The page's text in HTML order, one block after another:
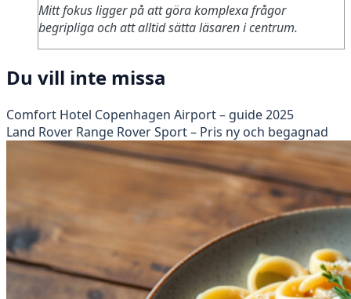
Mitt fokus ligger på att göra komplexa frågor
begripliga och att alltid sätta läsaren i centrum.
Du vill inte missa
Comfort Hotel Copenhagen Airport – guide 2025
Land Rover Range Rover Sport – Pris ny och begagnad